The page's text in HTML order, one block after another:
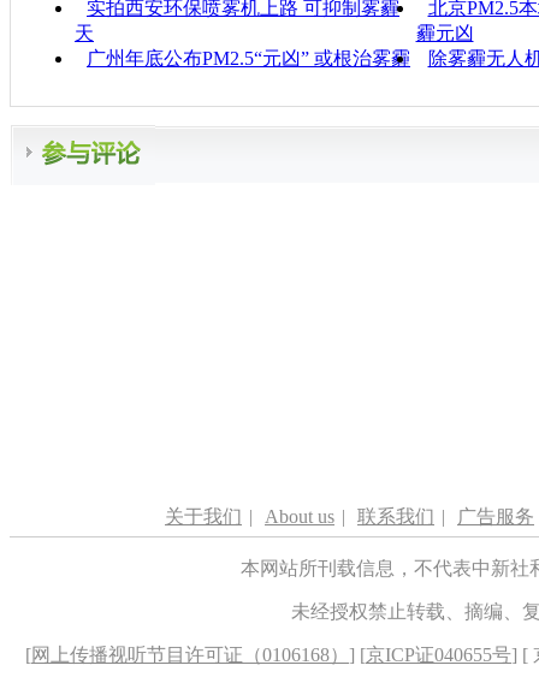
实拍西安环保喷雾机上路 可抑制雾霾
天
北京PM2.5
霾元凶
广州年底公布PM2.5“元凶” 或根治雾霾
除雾霾无人
关于我们 | About us | 联系我们 | 广告服务
本网站所刊载信息，不代表中新
未经授权禁止转载、摘编、
[网上传播视听节目许可证（0106168） ] [京ICP证040655号] [